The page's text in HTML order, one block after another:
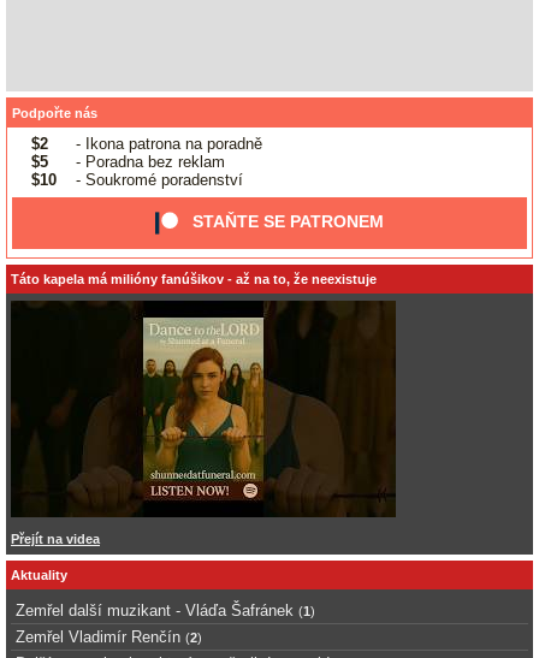
Podpořte nás
$2
- Ikona patrona na poradně
$5
- Poradna bez reklam
$10
- Soukromé poradenství
STAŇTE SE PATRONEM
Táto kapela má milióny fanúšikov - až na to, že neexistuje
Přejít na videa
Aktuality
Zemřel další muzikant - Vláďa Šafránek (1)
Zemřel Vladimír Renčín (2)